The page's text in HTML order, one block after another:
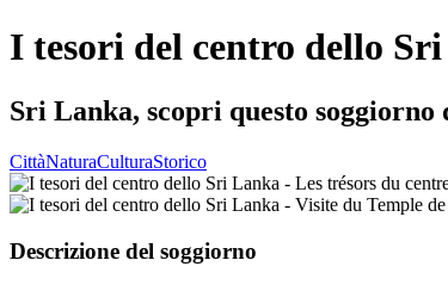
I tesori del centro dello
Sri Lanka, scopri questo soggiorno
CittàNaturaCulturaStorico
Descrizione del soggiorno